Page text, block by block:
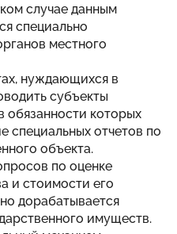
случае данным
специально
местного
нуждающихся в
субъекты
обязанности которых
специальных отчетов по
объекта.
по оценке
и стоимости его
дорабатывается
имуществ.